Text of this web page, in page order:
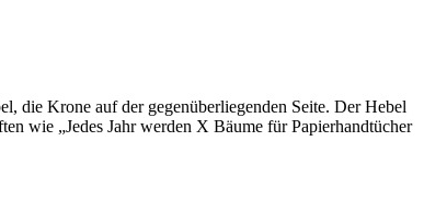
die Krone auf der gegenüberliegenden Seite. Der Hebel
wie „Jedes Jahr werden X Bäume für Papierhandtücher